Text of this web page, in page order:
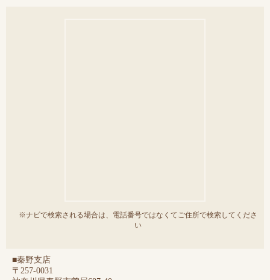
※ナビで検索される場合は、電話番号ではなくてご住所で検索してくださ
い
■秦野支店
〒257-0031